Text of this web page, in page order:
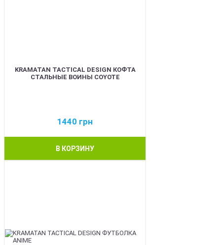
KRAMATAN TACTICAL DESIGN КОФТА
СТАЛЬНЫЕ ВОИНЫ COYOTE
1440 грн
В КОРЗИНУ